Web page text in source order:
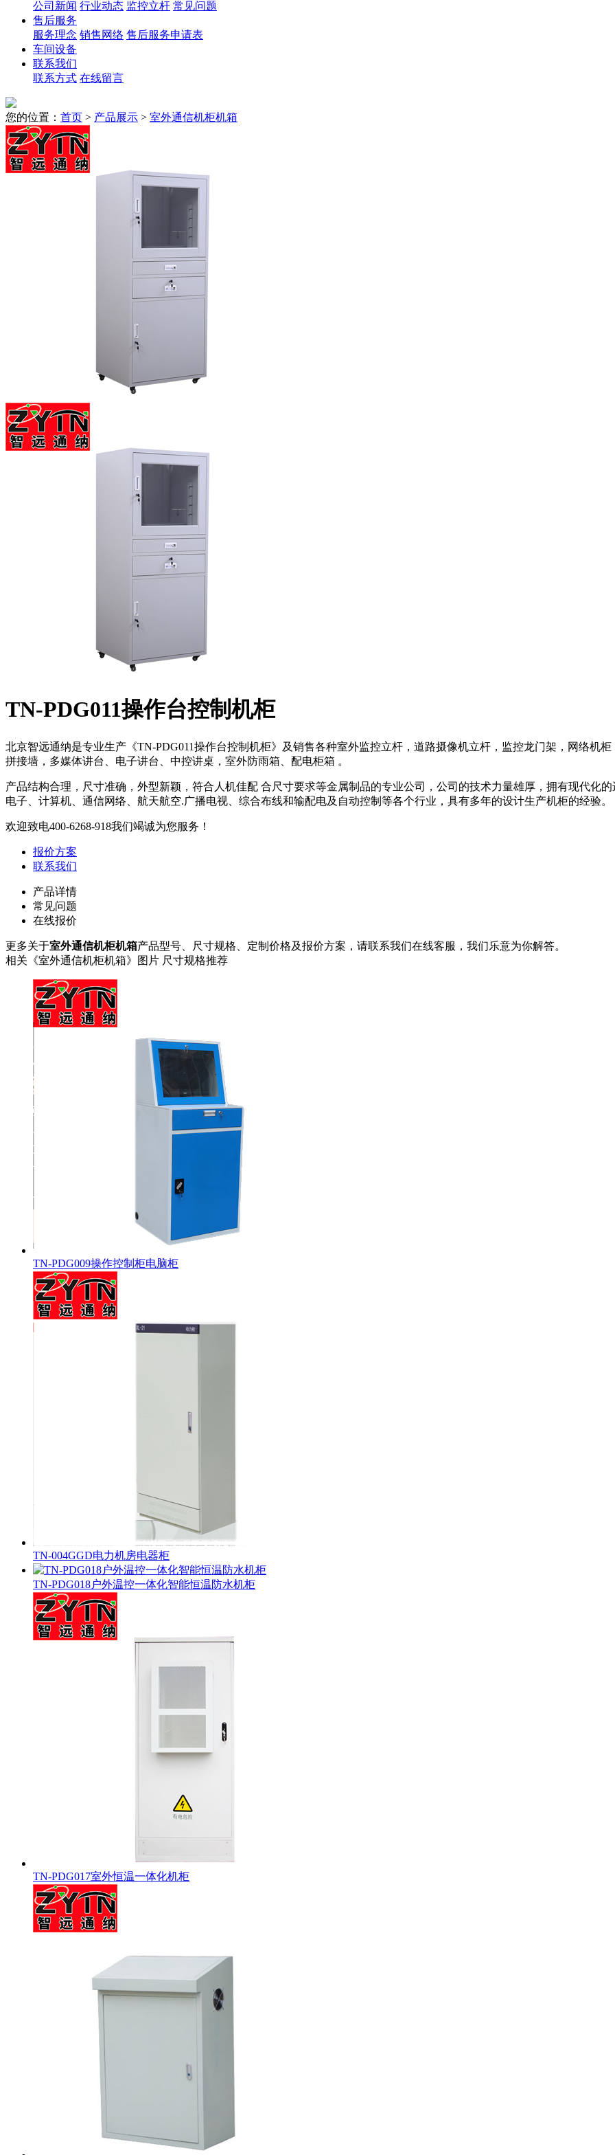
公司新闻 行业动态 监控立杆 常见问题
售后服务
服务理念 销售网络 售后服务申请表
车间设备
联系我们
联系方式 在线留言
您的位置： 首页 > 产品展示 > 室外通信机柜机箱
TN-PDG011操作台控制机柜
北京智远通纳是专业生产《TN-PDG011操作台控制机柜》及销售各种室外监控立杆，道路摄像机立杆，监控龙门架，网络机
拼接墙，多媒体讲台、电子讲台、中控讲桌，室外防雨箱、配电柜箱 。
产品结构合理，尺寸准确，外型新颖，符合人机佳配 合尺寸要求等金属制品的专业公司，公司的技术力量雄厚，拥有现代化
电子、计算机、通信网络、航天航空.广播电视、综合布线和输配电及自动控制等各个行业，具有多年的设计生产机柜的经验。
欢迎致电400-6268-918我们竭诚为您服务！
报价方案
联系我们
产品详情
常见问题
在线报价
更多关于室外通信机柜机箱产品型号、尺寸规格、定制价格及报价方案，请联系我们在线客服，我们乐意为你解答。
相关《室外通信机柜机箱》图片 尺寸规格推荐
TN-PDG009操作控制柜电脑柜
TN-004GGD电力机房电器柜
TN-PDG018户外温控一体化智能恒温防水机柜
TN-PDG017室外恒温一体化机柜